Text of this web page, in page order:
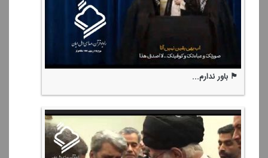
🏴 باور ندارم...